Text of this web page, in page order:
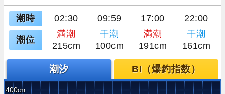
潮時 02:30 09:59 17:00 22:00
潮位
満潮 干潮 満潮
干潮
215cm
100cm 191cm 161cm
潮汐 BI（爆釣指数）
400